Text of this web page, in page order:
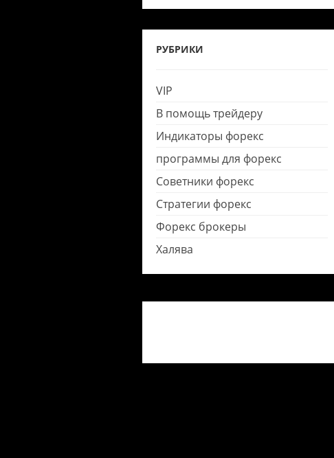
РУБРИКИ
VIP
В помощь трейдеру
Индикаторы форекс
программы для форекс
Советники форекс
Стратегии форекс
Форекс брокеры
Халява